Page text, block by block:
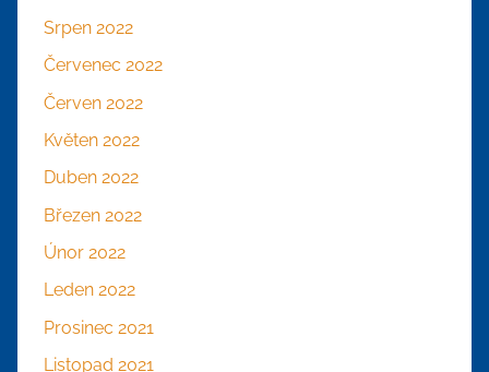
Srpen 2022
Červenec 2022
Červen 2022
Květen 2022
Duben 2022
Březen 2022
Únor 2022
Leden 2022
Prosinec 2021
Listopad 2021